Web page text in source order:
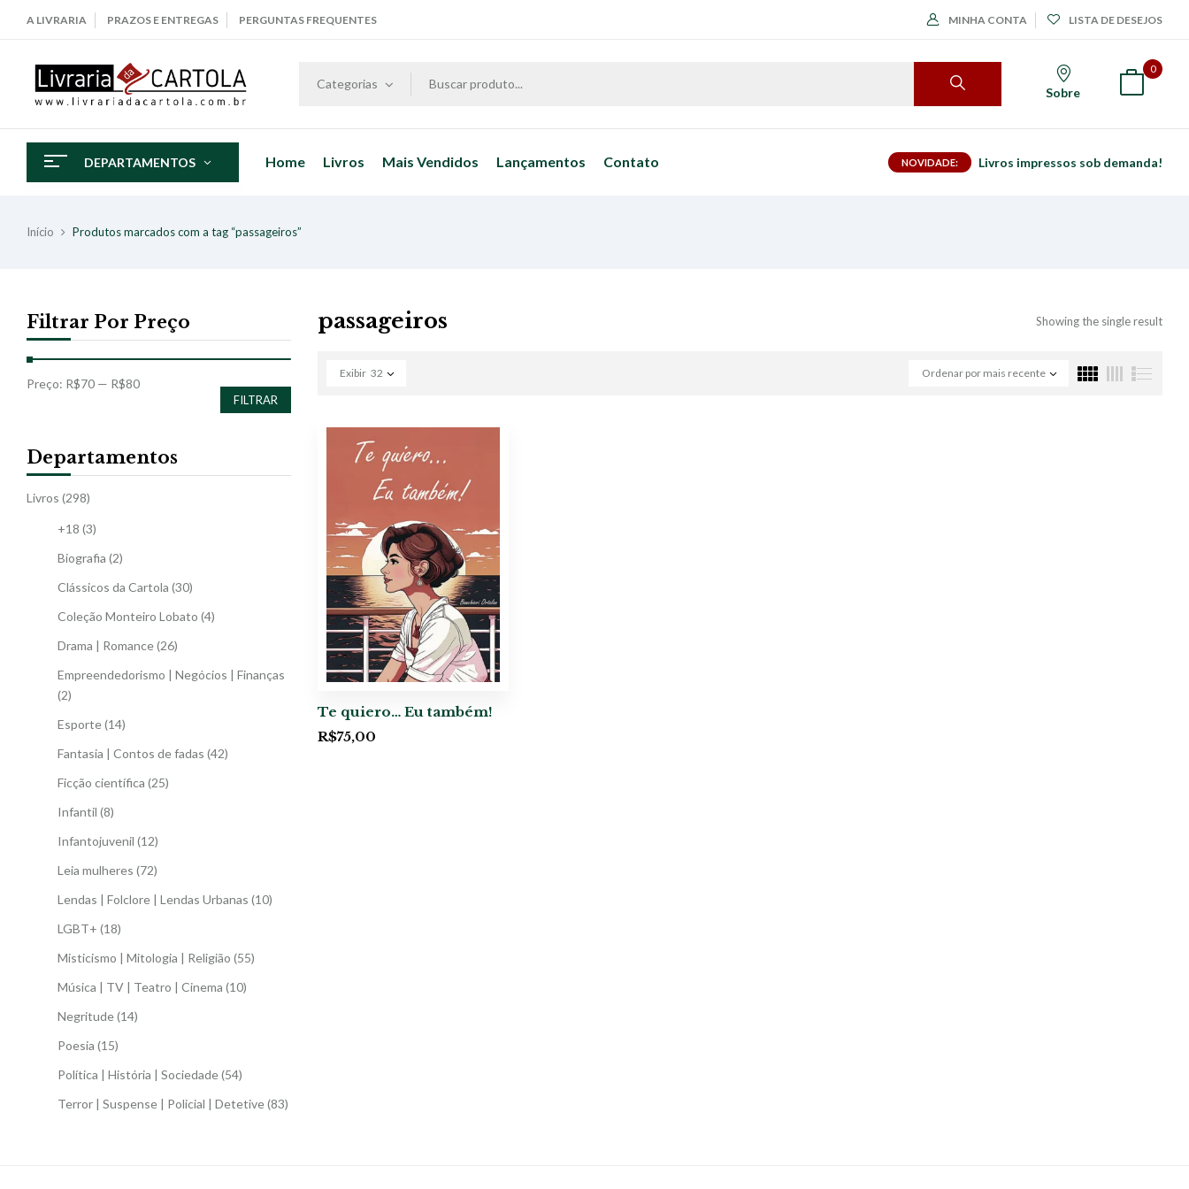
A LIVRARIA PRAZOS E ENTREGAS PERGUNTAS FREQUENTES MINHA CONTA LISTA DE DESEJOS
Categorias
Sobre
0
DEPARTAMENTOS Home Livros Mais Vendidos Lançamentos Contato NOVIDADE: Livros impressos sob demanda!
Início Produtos marcados com a tag “passageiros”
Filtrar Por Preço
FILTRAR
Preço: R$70 — R$80
Departamentos
Livros (298)
+18 (3)
Biografia (2)
Clássicos da Cartola (30)
Coleção Monteiro Lobato (4)
Drama | Romance(26)
Empreendedorismo | Negócios | Finanças
(2)
Esporte(14)
Fantasia | Contos de fadas (42)
Ficção científica (25)
Infantil (8)
Infantojuvenil (12)
Leia mulheres (72)
Lendas | Folclore | Lendas Urbanas (10)
LGBT+ (18)
Misticismo | Mitologia | Religião (55)
Música | TV | Teatro | Cinema (10)
Negritude(14)
Poesia (15)
Política | História | Sociedade(54)
Terror | Suspense | Policial | Detetive(83)
passageiros Showing the single result
Ordenar por mais recente
Exibir 32
Te quiero… Eu também!
R$75,00